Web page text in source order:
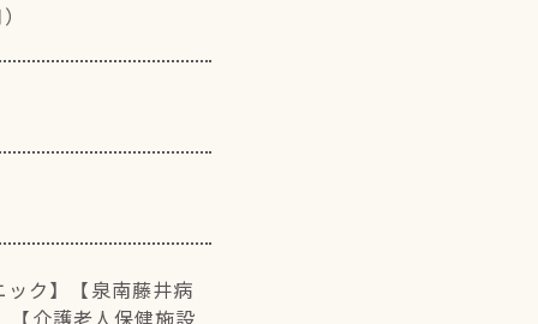
ク】
【泉南藤井病